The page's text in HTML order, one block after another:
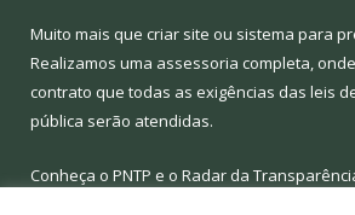
Muito mais que criar site ou sistema para
Realizamos uma assessoria completa,
contrato que todas as exigências das leis
pública serão atendidas.
Conheça o PNTP e o Radar da